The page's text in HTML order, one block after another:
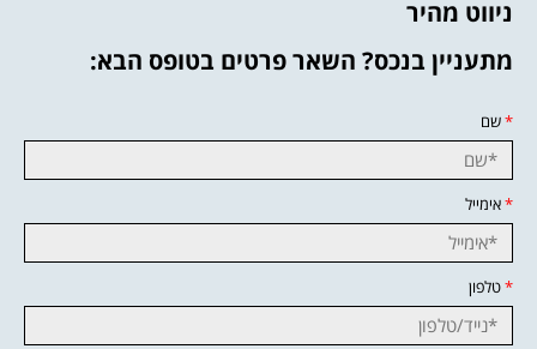
ניווט מהיר
מתעניין בנכס? השאר פרטים בטופס הבא:
*שם
*אימייל
*טלפון